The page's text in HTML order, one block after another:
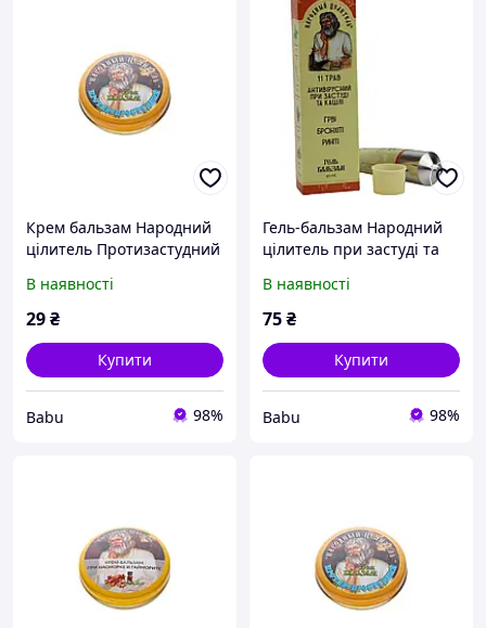
Крем бальзам Народний
цілитель Протизастудний
В наявності
29₴
Купити
Babu 98%
Гель-бальзам Народний
цілитель при застуді та
В наявності
75₴
Купити
Babu 98%